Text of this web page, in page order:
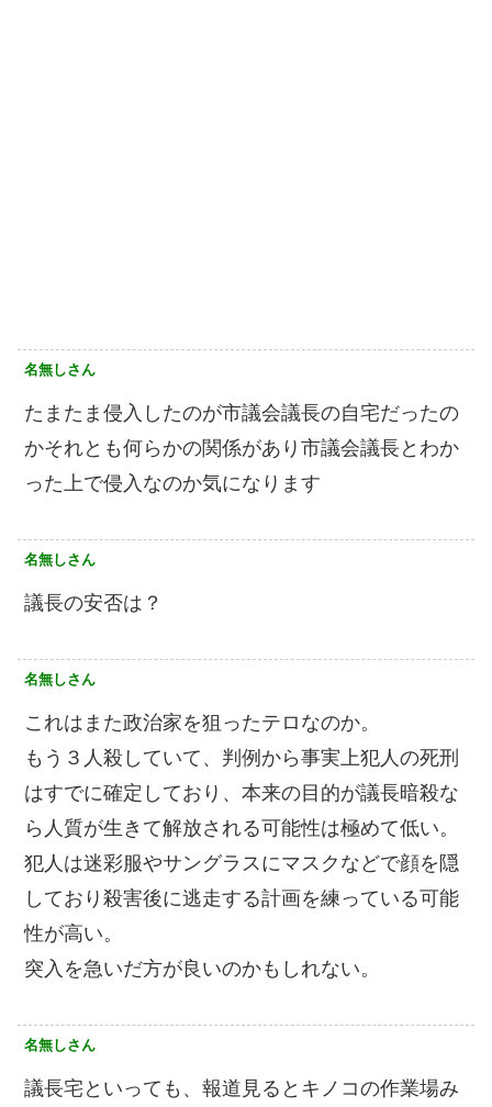
名無しさん
たまたま侵入したのが市議会議長の自宅だったの
かそれとも何らかの関係があり市議会議長とわか
った上で侵入なのか気になります
名無しさん
議長の安否は？
名無しさん
これはまた政治家を狙ったテロなのか。
もう３人殺していて、判例から事実上犯人の死刑
はすでに確定しており、本来の目的が議長暗殺な
ら人質が生きて解放される可能性は極めて低い。
犯人は迷彩服やサングラスにマスクなどで顔を隠
しており殺害後に逃走する計画を練っている可能
性が高い。
突入を急いだ方が良いのかもしれない。
名無しさん
議長宅といっても、報道見るとキノコの作業場み